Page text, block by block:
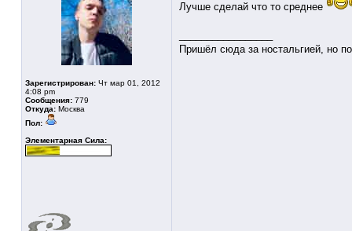
Зарегистрирован: Чт мар 01, 2012
4:08 pm
Сообщения: 779
Откуда: Москва
Пол:
Элементарная Сила:
Лучше сделай что то среднее
Пришёл сюда за ностальгией, но